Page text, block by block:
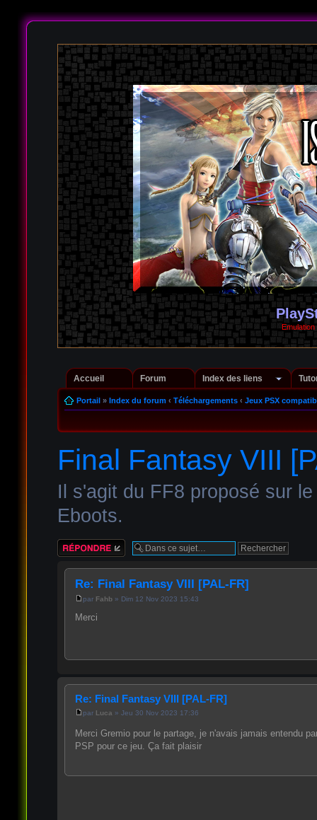
Accueil Forum Index des liens
Portail» Index du forum ‹ Téléchargements ‹ Jeux PSX
Final Fantasy VIII
Il s'agit du FF8 proposé sur
Eboots.
Répondre
Re: Final Fantasy VIII [PAL-FR]
par Fahb» Dim 12 Nov 2023 15:43
Merci
Re: Final Fantasy VIII [PAL-FR]
par Luca » Jeu 30 Nov 2023 17:36
Merci Gremio pour le partage, je n'avais jamais entendu
PSP pour ce jeu. Ça fait plaisir